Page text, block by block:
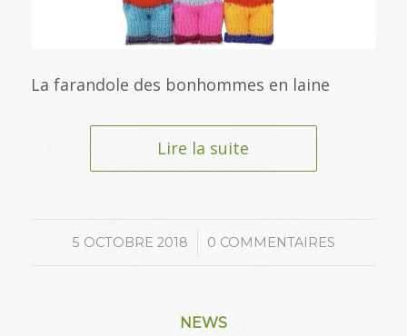
La farandole des bonhommes en laine
Lire la suite
5 OCTOBRE 2018
/ 0 COMMENTAIRES
NEWS